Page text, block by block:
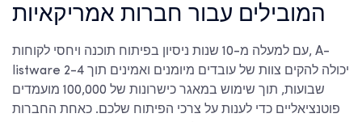
המובילים עבור חברות אמריקאיות
עם למעלה מ-10 שנות ניסיון בפיתוח תוכנה ויחסי לקוחות, A-
listware יכולה להקים צוות של עובדים מיומנים ואמינים תוך 2-4
שבועות, תוך שימוש במאגר כישרונות של 100,000 מועמדים
פוטנציאליים כדי לענות על צרכי הפיתוח שלכם. כאחת החברות